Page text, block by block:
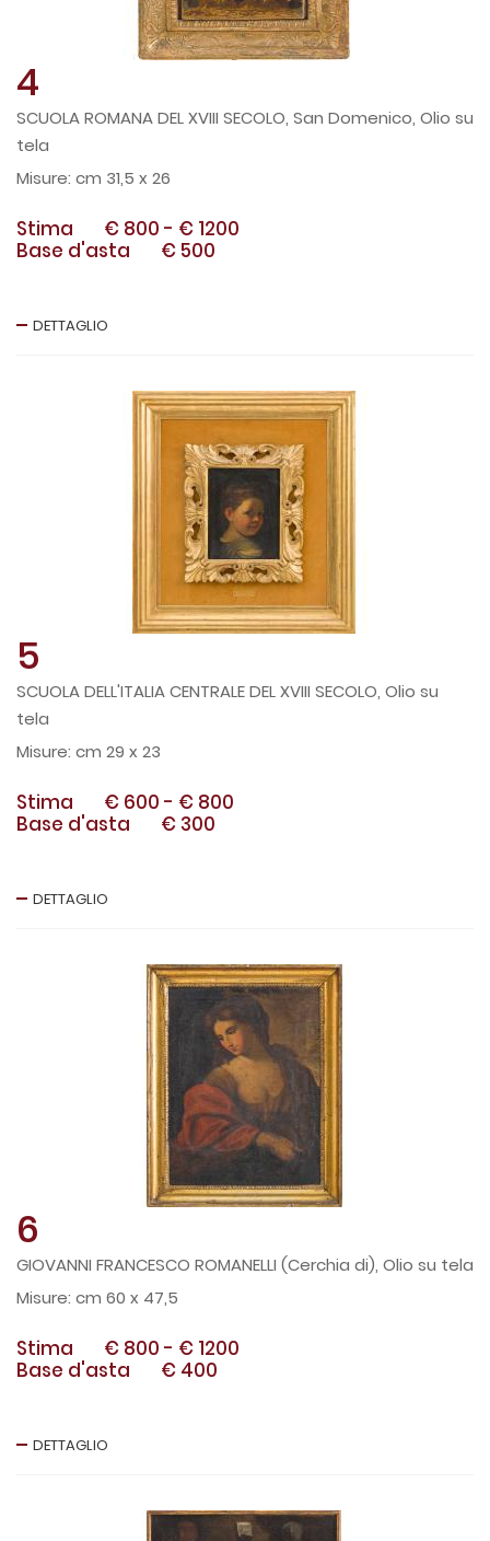
4
SCUOLA ROMANA DEL XVIII SECOLO, San Domenico, Olio su
tela
cm 31,5 x 26
Stima € 800 - € 1200
Base d'asta
€ 500
DETTAGLIO
5
SCUOLA DELL'ITALIA CENTRALE DEL XVIII SECOLO, Olio su
tela
cm 29 x 23
Stima € 600 - € 800
Base d'asta
€ 300
DETTAGLIO
6
GIOVANNI FRANCESCO ROMANELLI (Cerchia di), Olio su tela
cm 60 x 47,5
Stima € 800 - € 1200
Base d'asta
€ 400
DETTAGLIO